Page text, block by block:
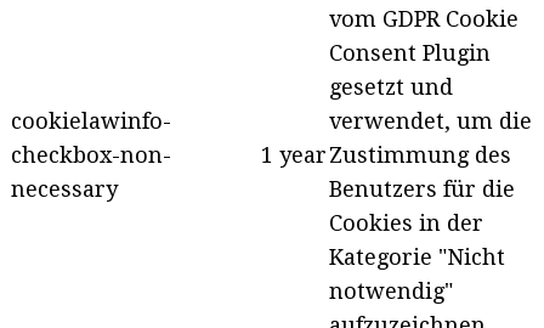
cookielawinfo-
checkbox-non-
necessary
1 year
vom GDPR Cookie
Consent Plugin
gesetzt und
verwendet, um die
Zustimmung des
Benutzers für die
Cookies in der
Kategorie "Nicht
notwendig"